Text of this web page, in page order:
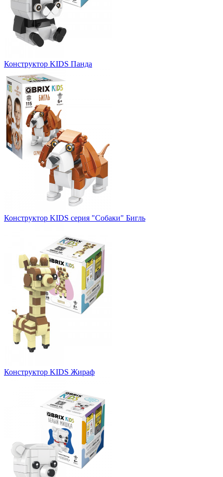
Конструктор KIDS Панда
Конструктор KIDS серия "Собаки" Бигль
Конструктор KIDS Жираф